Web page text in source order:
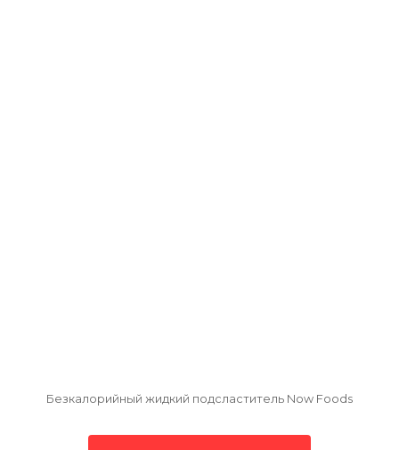
Безкалорийный жидкий подсластитель Now Foods